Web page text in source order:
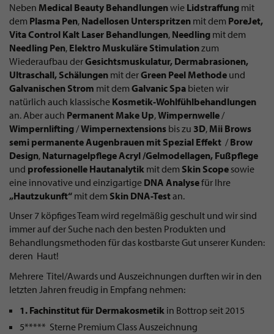
Neben Medical Beauty Behandlungenwie Lidstraffung mit
dem Plasma Pen, Nadellosen Unterspritzen mit dem PoreJet,
Vita Control Kalt Laser Behandlungen, Needling mit dem
Needling Pen, Elektro Muskuläre Stimulationzum
Wiederaufbau derGesichtsmuskulatur, Dermabrasionen,
Ultraschall, Schälungen mit derGreen Peel Methode und
Galvanischen Strom mit dem Galvanic Spa bieten wir
natürlich auch klassische Kosmetik-Wohlfühlbehandlungen
an. Aber auch Permanent Make Up,Wimpernwelle /
Wimpernlifting /Wimpernextensions bis zu 3D, Mii Brows
semi permanente Augenbrauen mit Spezial Effekt /Brow
Design, Naturnagelpflege Acryl /Gelmodellagen, Fußpflege
und professionelle Hautanalytik mit dem Skin Scope sowie
eine innovative und einzigartige DNA Analysefür Ihre
„Hautzukunft“ mit dem Skin DNA-Testan.
Unser 7 köpfiges Team wird regelmäßig geschult und wir sind
immer auf der Suche nach den besten Produkten und
Behandlungsmethoden für das kostbarste Gut unserer Kunden:
deren Haut!
Mehrere Titel/Awards und Auszeichnungen durften wir in den
letzten Jahren freudig in Empfang nehmen:
1. Fachinstitut für Dermakosmetik in Bottrop seit 2015
5***** Sterne Premium Class Auszeichnung